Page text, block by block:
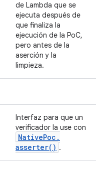
de Lambda que se
ejecuta después de
que finaliza la
ejecución de la PoC,
pero antes de la
aserción y la
limpieza.
Interfaz para que un
verificador la use con
NativePoc .
asserter( ) .